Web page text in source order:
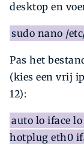
desktop en
sudo nano /
Pas het
(kies een vrij
12):
auto lo iface
hotplug eth0